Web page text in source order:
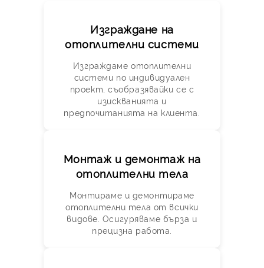
Изграждане на
отоплителни системи
Изграждаме отоплителни
системи по индивидуален
проект, съобразявайки се с
изискванията и
предпочитанията на клиента.
Монтаж и демонтаж на
отоплителни тела
Монтираме и демонтираме
отоплителни тела от всички
видове. Осигуряваме бърза и
прецизна работа.